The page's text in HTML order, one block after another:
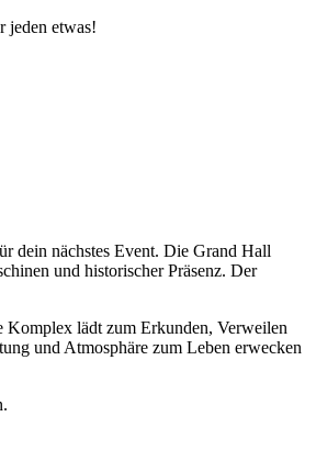
jeden etwas!
dein nächstes Event. Die Grand Hall
und historischer Präsenz. Der
Komplex lädt zum Erkunden, Verweilen
und Atmosphäre zum Leben erwecken